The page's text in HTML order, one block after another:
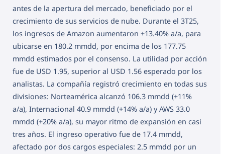
antes de la apertura del mercado, beneficiado por el
crecimiento de sus servicios de nube. Durante el 3T25,
los ingresos de Amazon aumentaron +13.40% a/a, para
ubicarse en 180.2 mmdd, por encima de los 177.75
mmdd estimados por el consenso. La utilidad por acción
fue de USD 1.95, superior al USD 1.56 esperado por los
analistas. La compañía registró crecimiento en todas sus
divisiones: Norteamérica alcanzó 106.3 mmdd (+11%
a/a), Internacional 40.9 mmdd (+14% a/a) y AWS 33.0
mmdd (+20% a/a), su mayor ritmo de expansión en casi
tres años. El ingreso operativo fue de 17.4 mmdd,
afectado por dos cargos especiales: 2.5 mmdd por un